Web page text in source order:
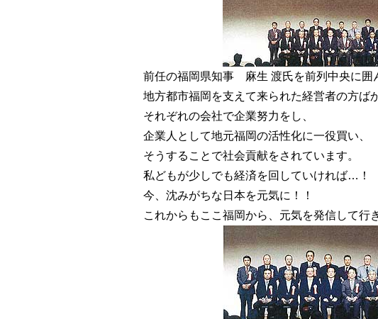
前任の福岡県知事 麻生 渡氏を前列中央に囲
地方都市福岡を支えて来られた経営者の方ば
それぞれの会社で企業努力をし、
企業人として地元福岡の活性化に一役買い、
そうすることで社会貢献をされています。
私どもが少しでも経済を回していければ…！
今、沈みがちな日本を元気に！！
これからもここ福岡から、元気を発信して行